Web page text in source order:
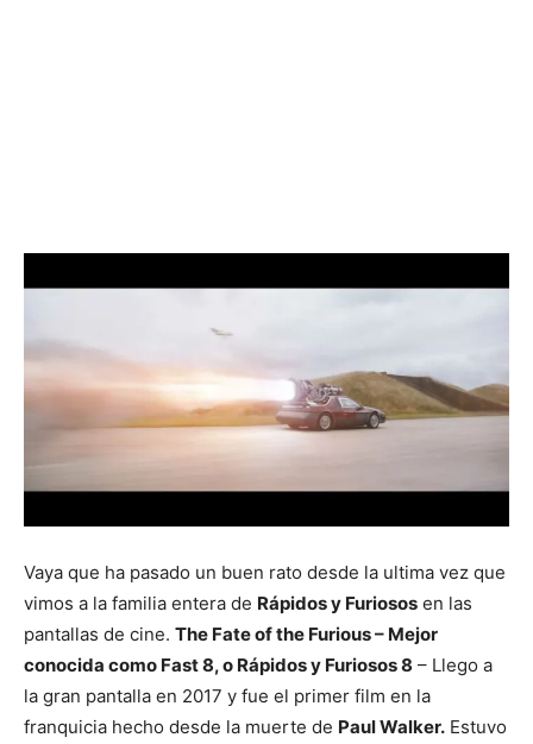
Vaya que ha pasado un buen rato desde la ultima vez que
vimos a la familia entera de Rápidos y Furiosos en las
pantallas de cine. The Fate of the Furious – Mejor
conocida como Fast 8, o Rápidos y Furiosos 8 – Llego a
la gran pantalla en 2017 y fue el primer film en la
franquicia hecho desde la muerte de Paul Walker. Estuvo